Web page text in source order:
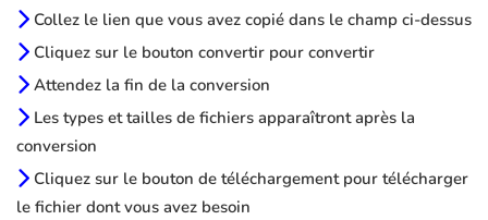
Collez le lien que vous avez copié dans le champ ci-dessus
Cliquez sur le bouton convertir pour convertir
Attendez la fin de la conversion
Les types et tailles de fichiers apparaîtront après la
conversion
Cliquez sur le bouton de téléchargement pour télécharger
le fichier dont vous avez besoin